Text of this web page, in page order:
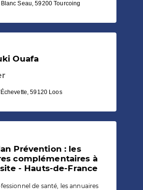
Seau, 59200 Tourcoing
Ouafa
59120 Loos
Prévention : les
complémentaires à
- Hauts-de-France
de santé, les annuaires